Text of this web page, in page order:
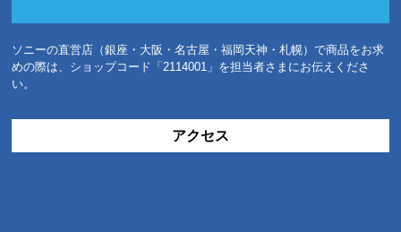
ソニーの直営店（銀座・大阪・名古屋・福岡天神・札幌）で商品をお求
めの際は、ショップコード「2114001」を担当者さまにお伝えくださ
い。
アクセス